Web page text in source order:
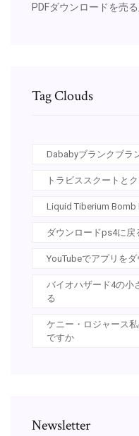
PDFダウンロードを売
Tag Clouds
Dababyブランクブラ
トラビススクートと
Liquid Tiberium
ダウンロードps4に戻
YouTubeでアプリを
バイオハザード4の小
る
ケニー・ロジャース
ですか
Newsletter